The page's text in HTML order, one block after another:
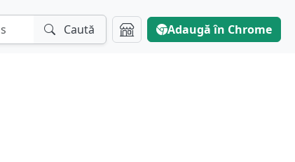
Caută Adaugă în Chrome